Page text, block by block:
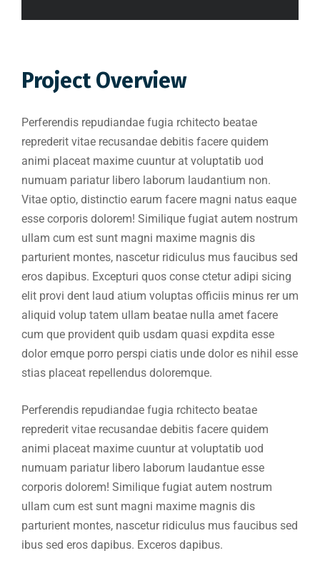
Project Overview
Perferendis repudiandae fugia rchitecto beatae
reprederit vitae recusandae debitis facere quidem
animi placeat maxime cuuntur at voluptatib uod
numuam pariatur libero laborum laudantium non.
Vitae optio, distinctio earum facere magni natus eaque
esse corporis dolorem! Similique fugiat autem nostrum
ullam cum est sunt magni maxime magnis dis
parturient montes, nascetur ridiculus mus faucibus sed
eros dapibus. Excepturi quos conse ctetur adipi sicing
elit provi dent laud atium voluptas officiis minus rer um
aliquid volup tatem ullam beatae nulla amet facere
cum que provident quib usdam quasi expdita esse
dolor emque porro perspi ciatis unde dolor es nihil esse
stias placeat repellendus doloremque.
Perferendis repudiandae fugia rchitecto beatae
reprederit vitae recusandae debitis facere quidem
animi placeat maxime cuuntur at voluptatib uod
numuam pariatur libero laborum laudantue esse
corporis dolorem! Similique fugiat autem nostrum
ullam cum est sunt magni maxime magnis dis
parturient montes, nascetur ridiculus mus faucibus sed
ibus sed eros dapibus. Exceros dapibus.